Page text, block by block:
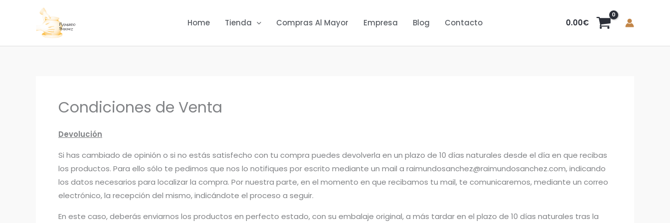
contenido
Home Tienda Compras Al Mayor Empresa Blog Contacto 0.00€
Condiciones de Venta
Devolución
Si has cambiado de opinión o si no estás satisfecho con tu compra puedes devolverla en un plazo de 10 días naturales desde el día en que recibas
los productos. Para ello sólo te pedimos que nos lo notifiques por escrito mediante un mail a raimundosanchez@raimundosanchez.com, indicando
los datos necesarios para localizar la compra. Por nuestra parte, en el momento en que recibamos tu mail, te comunicaremos, mediante un correo
electrónico, la recepción del mismo, indicándote el proceso a seguir.
En este caso, deberás enviarnos los productos en perfecto estado, con su embalaje original, a más tardar en el plazo de 10 días naturales tras la